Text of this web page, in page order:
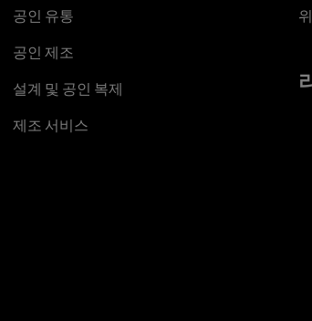
공인 유통
공인 제조
설계 및 공인 복제
제조 서비스